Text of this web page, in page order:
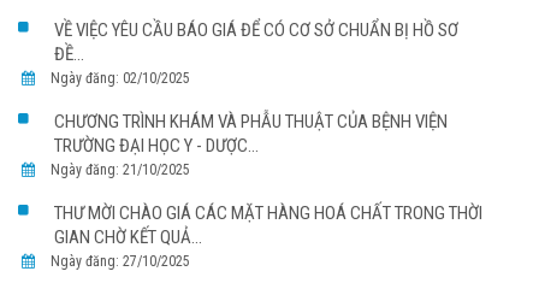
VỀ VIỆC YÊU CẦU BÁO GIÁ ĐỂ CÓ CƠ SỞ CHUẨN BỊ HỒ SƠ
ĐỀ...
Ngày đăng: 02/10/2025
CHƯƠNG TRÌNH KHÁM VÀ PHẪU THUẬT CỦA BỆNH VIỆN
TRƯỜNG ĐẠI HỌC Y - DƯỢC...
Ngày đăng: 21/10/2025
THƯ MỜI CHÀO GIÁ CÁC MẶT HÀNG HOÁ CHẤT TRONG THỜI
GIAN CHỜ KẾT QUẢ...
Ngày đăng: 27/10/2025